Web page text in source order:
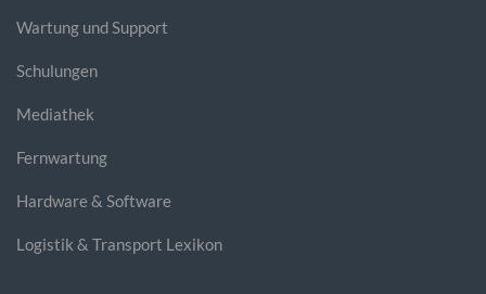
Wartung und Support
Schulungen
Mediathek
Fernwartung
Hardware & Software
Logistik & Transport Lexikon